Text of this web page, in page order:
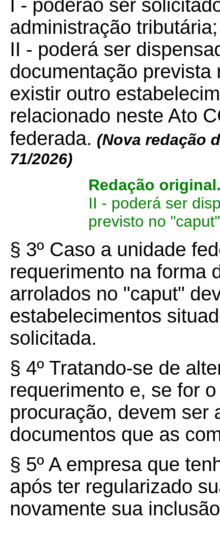
I - poderão ser
administração tributária;
II - poderá ser
documentação
existir outro
relacionado neste Ato
federada. (Nova redação
71/2026)
Redação
II - poderá ser
previsto no
§ 3º Caso a unidade
requerimento na forma
arrolados no "caput"
estabelecimentos
solicitada.
§ 4º Tratando-se de
requerimento e, se for
procuração, devem ser
documentos que as
§ 5º A empresa que
após ter regularizado
novamente sua